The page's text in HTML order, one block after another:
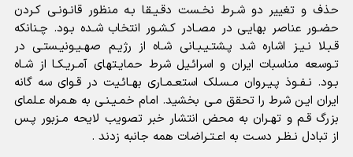
حذف و تغییر دو شـرط نخـست دقـیـقا بـه منظور قانـونـى کـردن
حضـور عناصر بهایـى در مصـادر کـشـور انتخاب شـده بـود. چـنانکه
قـبـلا نـیـز اشاره شد پـشتـیـبـانى شـاه از رژیـم صهـیـونیـستـى در
تـوسعه مناسبات ایران و اسرائـیل شرط حمایـتهاى آمـریـکـا از شـاه
بـود. نـفـوذ پـیـروان مـسـلک استعـمـارى بهـائـیت در قـواى سه گانه
ایران ایـن شرط را تحقق مـى بخشید. امام خمـیـنـى به هـمراه عـلماى
بزرگ قـم و تهـران به محض انتشار خبر تصویب لایحه مـزبور پـس
از تبادل نـظـر دسـت به اعـتـراضات همه جانبه زدند .